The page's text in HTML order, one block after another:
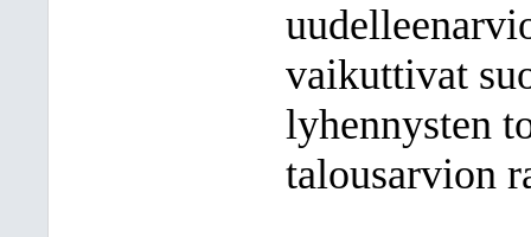
vaikuttivat
lyhennysten
talousarvion